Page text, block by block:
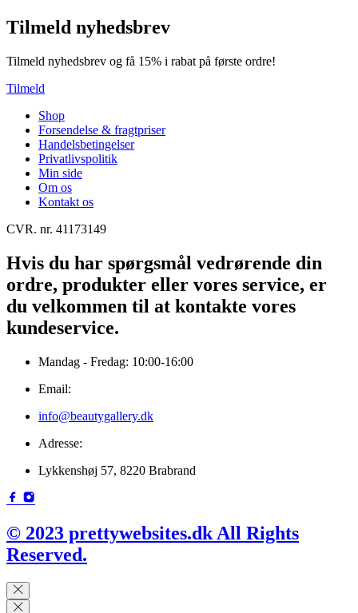
Tilmeld nyhedsbrev
Tilmeld nyhedsbrev og få 15% i rabat på første ordre!
Tilmeld
Shop
Forsendelse & fragtpriser
Handelsbetingelser
Privatlivspolitik
Min side
Om os
Kontakt os
CVR. nr. 41173149
Hvis du har spørgsmål vedrørende din
ordre, produkter eller vores service, er
du velkommen til at kontakte vores
kundeservice.
Mandag - Fredag: 10:00-16:00
Email:
info@beautygallery.dk
Adresse:
Lykkenshøj 57, 8220 Brabrand
© 2023 prettywebsites.dk All Rights
Reserved.